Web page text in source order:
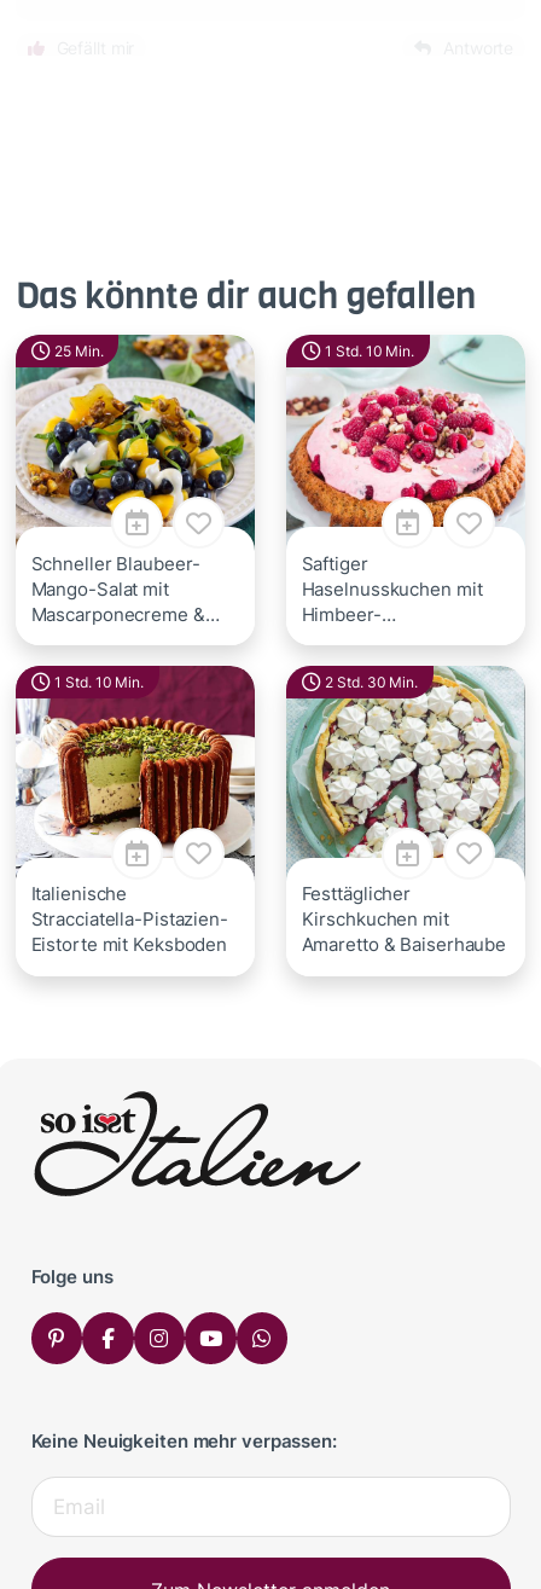
Das könnte dir auch gefallen
25 Min.
Schneller Blaubeer-
Mango-Salat mit
Mascarponecreme &
Pistazien-Krokant
1 Std. 10 Min.
Saftiger
Haselnusskuchen mit
Himbeer-
Mascarponecreme
einfach gebacken
1 Std. 10 Min.
Italienische
Stracciatella-Pistazien-
Eistorte mit Keksboden
2 Std. 30 Min.
Festtäglicher
Kirschkuchen mit
Amaretto & Baiserhaube
Folge uns
Keine Neuigkeiten mehr verpassen: